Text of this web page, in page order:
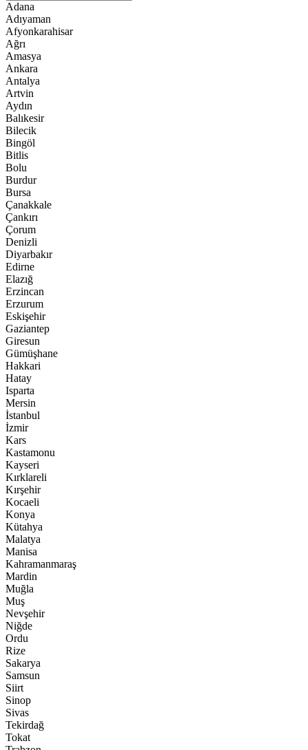
Adana
Adıyaman
Afyonkarahisar
Ağrı
Amasya
Ankara
Antalya
Artvin
Aydın
Balıkesir
Bilecik
Bingöl
Bitlis
Bolu
Burdur
Bursa
Çanakkale
Çankırı
Çorum
Denizli
Diyarbakır
Edirne
Elazığ
Erzincan
Erzurum
Eskişehir
Gaziantep
Giresun
Gümüşhane
Hakkari
Hatay
Isparta
Mersin
İstanbul
İzmir
Kars
Kastamonu
Kayseri
Kırklareli
Kırşehir
Kocaeli
Konya
Kütahya
Malatya
Manisa
Kahramanmaraş
Mardin
Muğla
Muş
Nevşehir
Niğde
Ordu
Rize
Sakarya
Samsun
Siirt
Sinop
Sivas
Tekirdağ
Tokat